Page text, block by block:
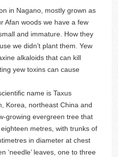
in Nagano, mostly grown as
Afan woods we have a few
and immature. How they
we didn’t plant them. Yew
alkaloids that can kill
yew toxins can cause
name is Taxus
Korea, northeast China and
growing evergreen tree that
metres, with trunks of
in diameter at chest
‘needle’ leaves, one to three